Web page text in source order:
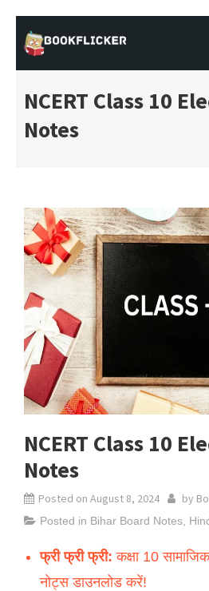
to
content
BOOKFLICKER
Gateway To Future
NCERT Class 10
Notes
NCERT Class 10
Notes
Posted on August 8, 2024 by
Posted in Bihar Board Notes
फ्री फ्री फ्री: कक्षा 10
नोट्स डाउनलोड करें!